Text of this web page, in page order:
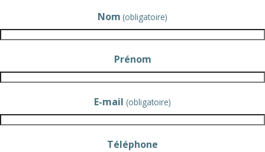
Nom (obligatoire)
Prénom
E-mail (obligatoire)
Téléphone